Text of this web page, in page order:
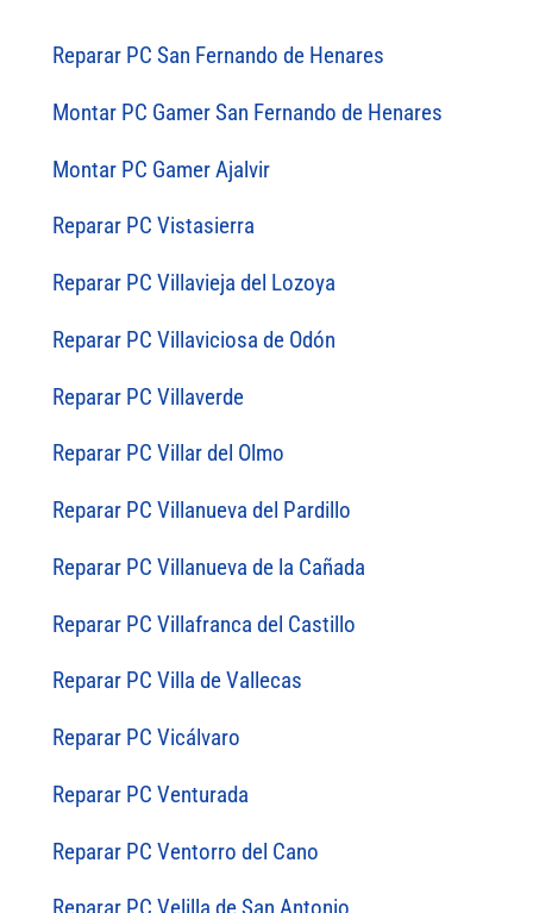
Reparar PC San Fernando de Henares
Montar PC Gamer San Fernando de Henares
Montar PC Gamer Ajalvir
Reparar PC Vistasierra
Reparar PC Villavieja del Lozoya
Reparar PC Villaviciosa de Odón
Reparar PC Villaverde
Reparar PC Villar del Olmo
Reparar PC Villanueva del Pardillo
Reparar PC Villanueva de la Cañada
Reparar PC Villafranca del Castillo
Reparar PC Villa de Vallecas
Reparar PC Vicálvaro
Reparar PC Venturada
Reparar PC Ventorro del Cano